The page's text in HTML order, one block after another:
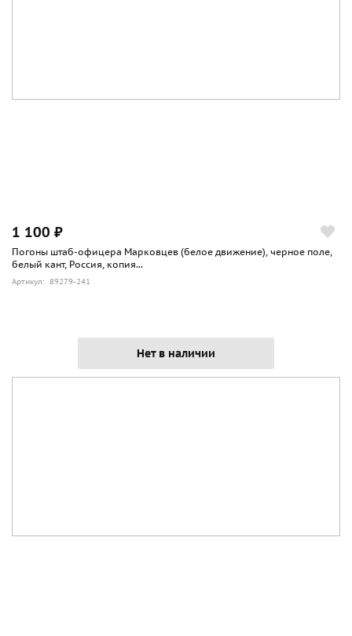
1 100 ₽
Погоны штаб-офицера Марковцев (белое движение), черное поле,
белый кант, Россия, копия...
Артикул: 89279-241
Нет в наличии